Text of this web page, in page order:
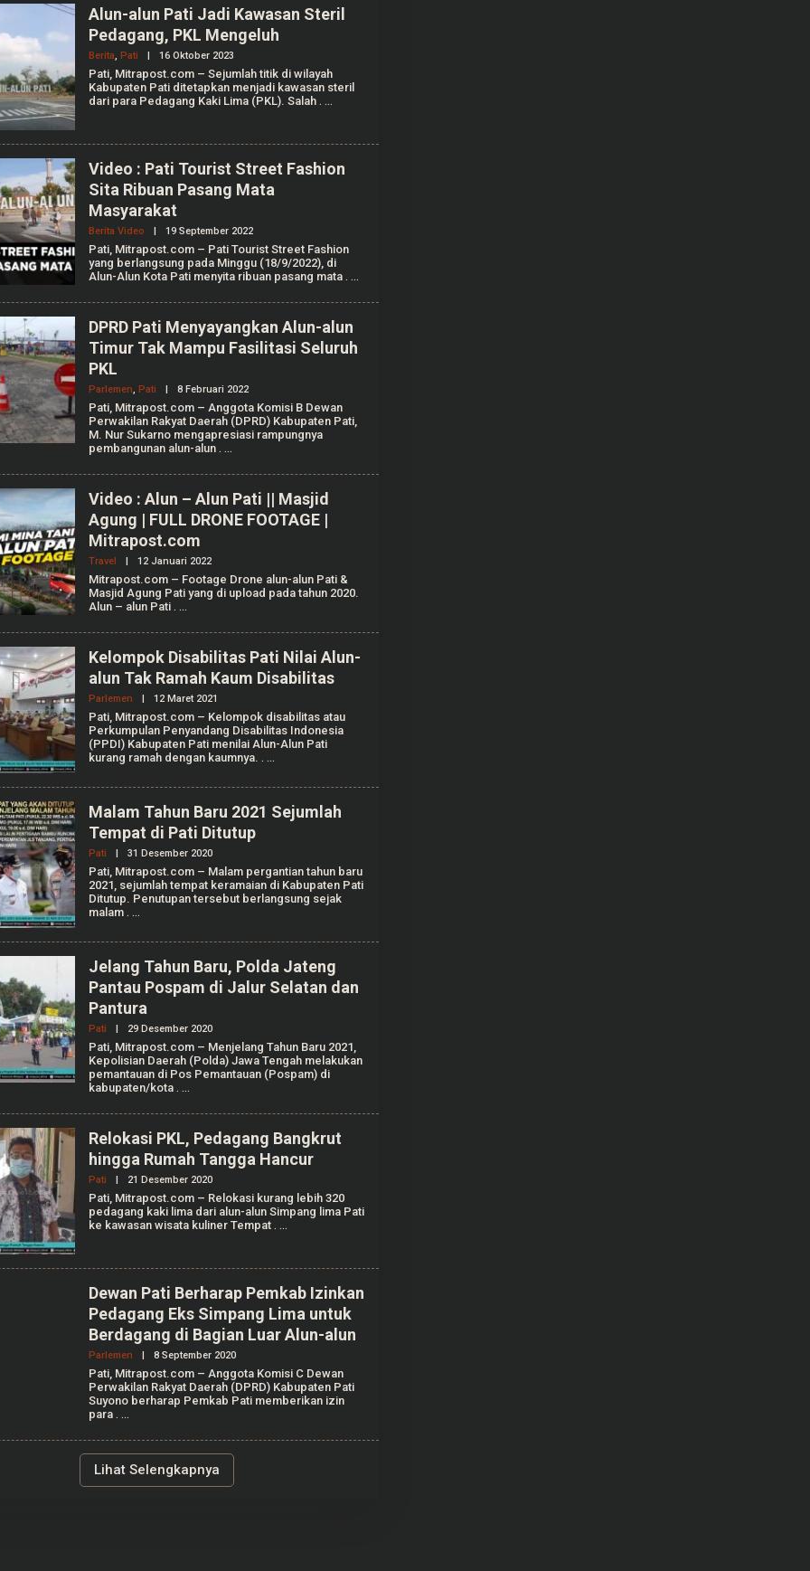
A
M
W
J
I
Alun-alun Pati Jadi Kawasan Steril
Pedagang, PKL Mengeluh
Berita, Pati 16 Oktober 2023
E
H
A
N
S
Y
Pati, Mitrapost.com – Sejumlah titik di wilayah
Kabupaten Pati ditetapkan menjadi kawasan steril
dari para Pedagang Kaki Lima (PKL). Salah .
Video : Pati Tourist Street Fashion
Sita Ribuan Pasang Mata
Masyarakat
Berita Video 19 September 2022O
E
H
R
A
K
S
E
O
Pati, Mitrapost.com – Pati Tourist Street Fashion
yang berlangsung pada Minggu (18/9/2022), di
Alun-Alun Kota Pati menyita ribuan pasang mata .
DPRD Pati Menyayangkan Alun-alun
Timur Tak Mampu Fasilitasi Seluruh
PKL
Parlemen, Pati 8 Februari 2022O
E
H
R
A
K
S
I
Pati, Mitrapost.com – Anggota Komisi B Dewan
Perwakilan Rakyat Daerah (DPRD) Kabupaten Pati,
M. Nur Sukarno mengapresiasi rampungnya
pembangunan alun-alun .
Video : Alun – Alun Pati || Masjid
Agung | FULL DRONE FOOTAGE |
Mitrapost.com
Travel 12 Januari 2022O
E
H
A
K
S
K
O
N
E
N
Mitrapost.com – Footage Drone alun-alun Pati &
Masjid Agung Pati yang di upload pada tahun 2020.
Alun – alun Pati .
Kelompok Disabilitas Pati Nilai Alun-
alun Tak Ramah Kaum Disabilitas
Parlemen 12 Maret 2021
E
H
U
M
R
A
N
A
Pati, Mitrapost.com – Kelompok disabilitas atau
Perkumpulan Penyandang Disabilitas Indonesia
(PPDI) Kabupaten Pati menilai Alun-Alun Pati
kurang ramah dengan kaumnya. .
Malam Tahun Baru 2021 Sejumlah
Tempat di Pati Ditutup
Pati 31 Desember 2020O
L
E
H
R
A
S
Pati, Mitrapost.com – Malam pergantian tahun baru
2021, sejumlah tempat keramaian di Kabupaten Pati
Ditutup. Penutupan tersebut berlangsung sejak
malam .
Jelang Tahun Baru, Polda Jateng
Pantau Pospam di Jalur Selatan dan
Pantura
Pati 29 Desember 2020O
L
E
H
U
R
H
A
N
A
F
I
Pati, Mitrapost.com – Menjelang Tahun Baru 2021,
Kepolisian Daerah (Polda) Jawa Tengah melakukan
pemantauan di Pos Pemantauan (Pospam) di
kabupaten/kota .
Relokasi PKL, Pedagang Bangkrut
hingga Rumah Tangga Hancur
Pati 21 Desember 2020O
L
E
H
M
.
N
W
A
R
Pati, Mitrapost.com – Relokasi kurang lebih 320
pedagang kaki lima dari alun-alun Simpang lima Pati
ke kawasan wisata kuliner Tempat .
Dewan Pati Berharap Pemkab Izinkan
Pedagang Eks Simpang Lima untuk
Berdagang di Bagian Luar Alun-alun
Parlemen 8 September 2020O
E
H
M
.
Pati, Mitrapost.com – Anggota Komisi C Dewan
Perwakilan Rakyat Daerah (DPRD) Kabupaten Pati
Suyono berharap Pemkab Pati memberikan izin
para .
Lihat Selengkapnya